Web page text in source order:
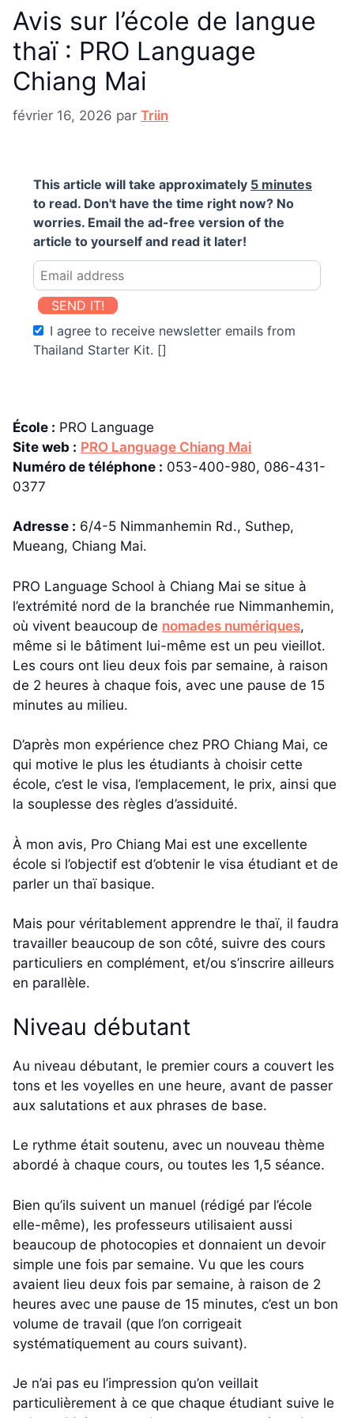
Avis sur l’école de langue
thaï : PRO Language
Chiang Mai
février 16, 2026 par Triin
This article will take approximately 5 minutes
to read. Don't have the time right now? No
worries. Email the ad-free version of the
article to yourself and read it later!
SEND IT!
I agree to receive newsletter emails from
Thailand Starter Kit. []
École : PRO Language
Site web : PRO Language Chiang Mai
Numéro de téléphone : 053-400-980, 086-431-
0377
Adresse : 6/4-5 Nimmanhemin Rd., Suthep,
Mueang, Chiang Mai.
PRO Language School à Chiang Mai se situe à
l’extrémité nord de la branchée rue Nimmanhemin,
où vivent beaucoup de nomades numériques,
même si le bâtiment lui-même est un peu vieillot.
Les cours ont lieu deux fois par semaine, à raison
de 2 heures à chaque fois, avec une pause de 15
minutes au milieu.
D’après mon expérience chez PRO Chiang Mai, ce
qui motive le plus les étudiants à choisir cette
école, c’est le visa, l’emplacement, le prix, ainsi que
la souplesse des règles d’assiduité.
À mon avis, Pro Chiang Mai est une excellente
école si l’objectif est d’obtenir le visa étudiant et de
parler un thaï basique.
Mais pour véritablement apprendre le thaï, il faudra
travailler beaucoup de son côté, suivre des cours
particuliers en complément, et/ou s’inscrire ailleurs
en parallèle.
Niveau débutant
Au niveau débutant, le premier cours a couvert les
tons et les voyelles en une heure, avant de passer
aux salutations et aux phrases de base.
Le rythme était soutenu, avec un nouveau thème
abordé à chaque cours, ou toutes les 1,5 séance.
Bien qu’ils suivent un manuel (rédigé par l’école
elle-même), les professeurs utilisaient aussi
beaucoup de photocopies et donnaient un devoir
simple une fois par semaine. Vu que les cours
avaient lieu deux fois par semaine, à raison de 2
heures avec une pause de 15 minutes, c’est un bon
volume de travail (que l’on corrigeait
systématiquement au cours suivant).
Je n’ai pas eu l’impression qu’on veillait
particulièrement à ce que chaque étudiant suive le